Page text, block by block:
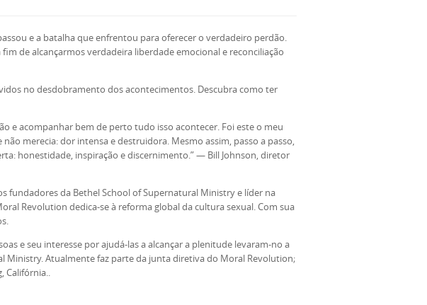
e a batalha que enfrentou para oferecer o verdadeiro perdão.
de alcançarmos verdadeira liberdade emocional e reconciliação
no desdobramento dos acontecimentos. Descubra como ter
e acompanhar bem de perto tudo isso acontecer. Foi este o meu
merecia: dor intensa e destruidora. Mesmo assim, passo a passo,
honestidade, inspiração e discernimento.” — Bill Johnson, diretor
fundadores da Bethel School of Supernatural Ministry e líder na
Revolution dedica-se à reforma global da cultura sexual. Com sua
e seu interesse por ajudá-las a alcançar a plenitude levaram-no a
Ministry. Atualmente faz parte da junta diretiva do Moral Revolution;
Califórnia..